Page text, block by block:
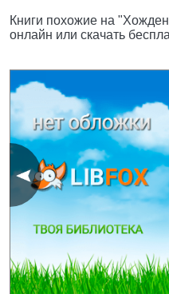
Книги похожие на
онлайн или скачать